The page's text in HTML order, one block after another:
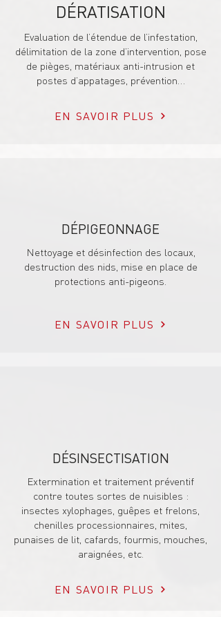
DÉRATISATION
Evaluation de l’étendue de l’infestation,
délimitation de la zone d’intervention, pose
de pièges, matériaux anti-intrusion et
postes d’appatages, prévention…
EN SAVOIR PLUS
DÉPIGEONNAGE
Nettoyage et désinfection des locaux,
destruction des nids, mise en place de
protections anti-pigeons.
EN SAVOIR PLUS
DÉSINSECTISATION
Extermination et traitement préventif
contre toutes sortes de nuisibles :
insectes xylophages, guêpes et frelons,
chenilles processionnaires, mites,
punaises de lit, cafards, fourmis, mouches,
araignées, etc.
EN SAVOIR PLUS